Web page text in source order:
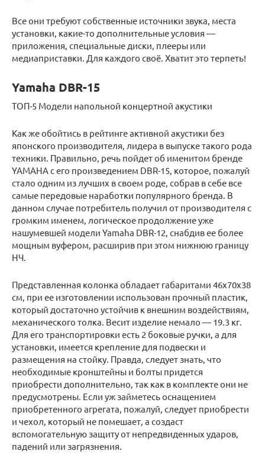
Все они требуют собственные источники звука, места
установки, какие-то дополнительные условия —
приложения, специальные диски, плееры или
медиаприставки. Для каждого своё. Хватит это терпеть!
Yamaha DBR-15
ТОП-5 Модели напольной концертной акустики
Как же обойтись в рейтинге активной акустики без
японского производителя, лидера в выпуске такого рода
техники. Правильно, речь пойдет об именитом бренде
YAMAHA с его произведением DBR-15, которое, пожалуй
стало одним из лучших в своем роде, собрав в себе все
самые передовые наработки популярного бренда. В
данном случае потребитель получил от производителя с
громким именем, логическое продолжение уже
нашумевшей модели Yamaha DBR-12, снабдив ее более
мощным вуфером, расширив при этом нижнюю границу
НЧ.
Представленная колонка обладает габаритами 46х70х38
см, при ее изготовлении использован прочный пластик,
который достаточно устойчив к внешним воздействиям,
механического толка. Весит изделие немало — 19.3 кг.
Для его транспортировки есть 2 боковые ручки, а для
установки, имеется крепление для подвески и
размещения на стойку. Правда, следует знать, что
необходимые кронштейны и болты придется
приобрести дополнительно, так как в комплекте они не
предусмотрены. Если уж займетесь оснащением
приобретенного агрегата, пожалуй, следует приобрести
и чехол, который не помешает, а создаст
вспомогательную защиту от непредвиденных ударов,
падений или загрязнения.